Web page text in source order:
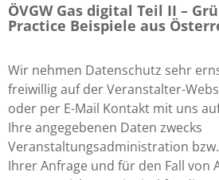
ÖVGW Gas digital Teil II –
Practice Beispiele aus
Wir nehmen Datenschutz sehr
freiwillig auf der Veranstalter-
oder per E-Mail Kontakt mit uns
Ihre angegebenen Daten zwecks
Veranstaltungsadministration
Ihrer Anfrage und für den Fall von